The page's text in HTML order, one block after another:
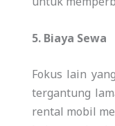
5. Biaya Sewa
Fokus lain
tergantung
rental mobil